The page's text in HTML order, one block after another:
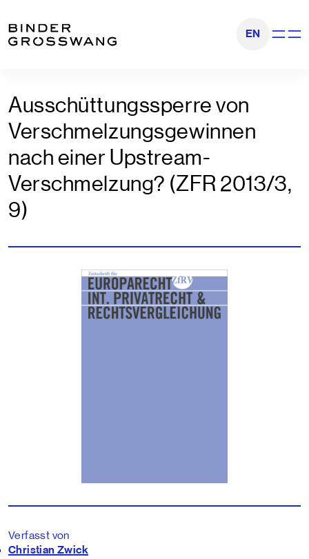
EN
Ausschüttungssperre von
Verschmelzungsgewinnen
nach einer Upstream-
Verschmelzung? (ZFR 2013/3,
9)
Verfasst von
Christian Zwick